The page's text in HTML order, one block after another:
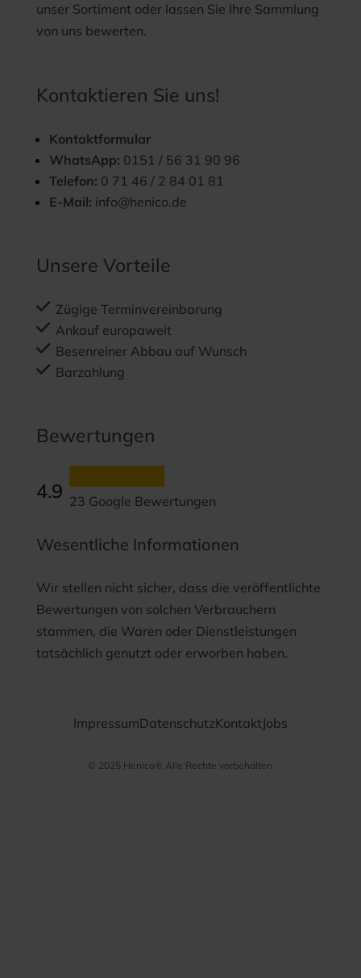
unser Sortiment oder lassen Sie Ihre Sammlung
von uns bewerten.
Kontaktieren Sie uns!
Kontaktformular
WhatsApp: 0151 / 56 31 90 96
Telefon: 0 71 46 / 2 84 01 81
E-Mail: info@henico.de
Unsere Vorteile
Zügige Terminvereinbarung
Ankauf europaweit
Besenreiner Abbau auf Wunsch
Barzahlung
Bewertungen
4.9 23 Google Bewertungen
Wesentliche Informationen
Wir stellen nicht sicher, dass die veröffentlichte
Bewertungen von solchen Verbrauchern
stammen, die Waren oder Dienstleistungen
tatsächlich genutzt oder erworben haben.
ImpressumDatenschutzKontakt Jobs
© 2025 Henico® Alle Rechte vorbehalten